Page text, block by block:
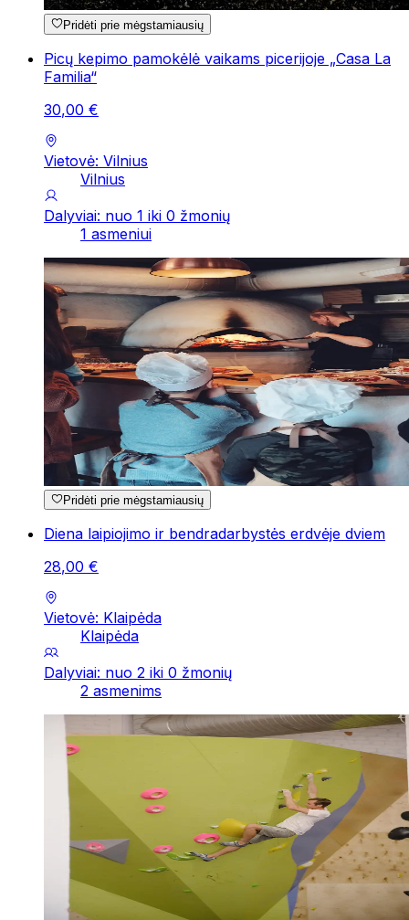
Pridėti prie mėgstamiausių
Picų kepimo pamokėlė vaikams picerijoje „Casa La
Familia“
30,00 €
Vietovė: Vilnius
Vilnius
Dalyviai: nuo 1 iki 0 žmonių
1 asmeniui
Pridėti prie mėgstamiausių
Diena laipiojimo ir bendradarbystės erdvėje dviem
28,00 €
Vietovė: Klaipėda
Klaipėda
Dalyviai: nuo 2 iki 0 žmonių
2 asmenims